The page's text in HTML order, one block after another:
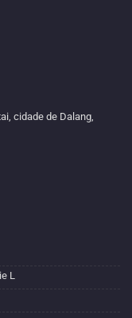
cidade de Dalang,
L